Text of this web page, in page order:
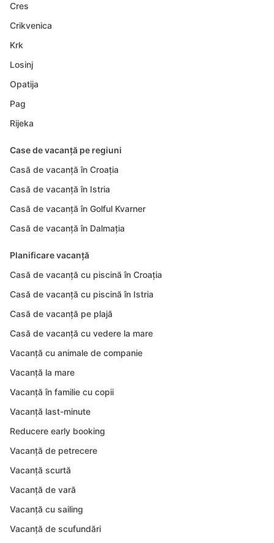
Cres
Crikvenica
Krk
Losinj
Opatija
Pag
Rijeka
Case de vacanță pe regiuni
Casă de vacanță în Croația
Casă de vacanță în Istria
Casă de vacanță în Golful Kvarner
Casă de vacanță în Dalmația
Planificare vacanță
Casă de vacanță cu piscină în Croația
Casă de vacanță cu piscină în Istria
Casă de vacanță pe plajă
Casă de vacanță cu vedere la mare
Vacanță cu animale de companie
Vacanță la mare
Vacanță în familie cu copii
Vacanță last-minute
Reducere early booking
Vacanță de petrecere
Vacanță scurtă
Vacanță de vară
Vacanță cu sailing
Vacanță de scufundări